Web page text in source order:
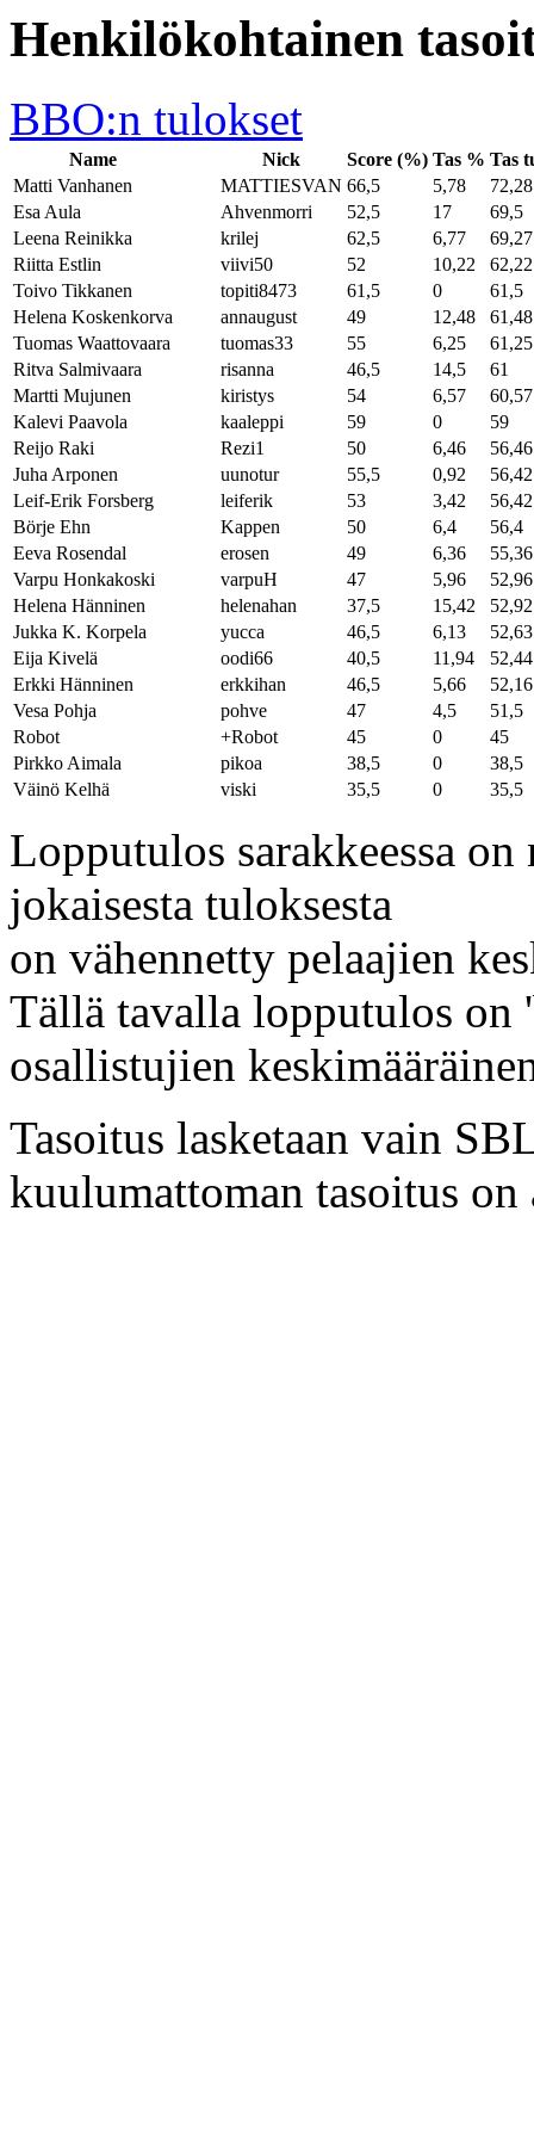
Henkilökohtainen
BBO:n tulokset
Name Nick Score (%) Tas % Tas
Matti Vanhanen
MATTIESVAN 66,5 5,78
72,28
Esa Aula
Ahvenmorri 52,5 17
69,5
Leena Reinikka
krilej 62,5 6,77
69,27
Riitta Estlin
viivi50 52 10,22
62,22
Toivo Tikkanen
topiti8473 61,5 0
61,5
Helena Koskenkorva
annaugust 49 12,48
61,48
Tuomas Waattovaara
tuomas33 55 6,25
61,25
Ritva Salmivaara
risanna 46,5 14,5
61
Martti Mujunen
kiristys 54 6,57
60,57
Kalevi Paavola
kaaleppi 59 0
59
Reijo Raki
Rezi1 50 6,46
56,46
Juha Arponen
uunotur 55,5 0,92
56,42
Leif-Erik Forsberg
leiferik 53 3,42
56,42
Börje Ehn
Kappen 50 6,4
56,4
Eeva Rosendal
erosen 49 6,36
55,36
Varpu Honkakoski
varpuH 47 5,96
52,96
Helena Hänninen
helenahan 37,5 15,42
52,92
Jukka K. Korpela
yucca 46,5 6,13
52,63
Eija Kivelä
oodi66 40,5 11,94
52,44
Erkki Hänninen
erkkihan 46,5 5,66
52,16
Vesa Pohja
pohve 47 4,5
51,5
Robot
+Robot 45 0
45
Pirkko Aimala
pikoa 38,5 0
38,5
Väinö Kelhä
viski 35,5 0 35,5
Lopputulos sarakkeessa
jokaisesta tuloksesta
on vähennetty pelaajien
Tällä tavalla lopputulos
osallistujien
Tasoitus lasketaan vain
kuulumattoman tasoitus